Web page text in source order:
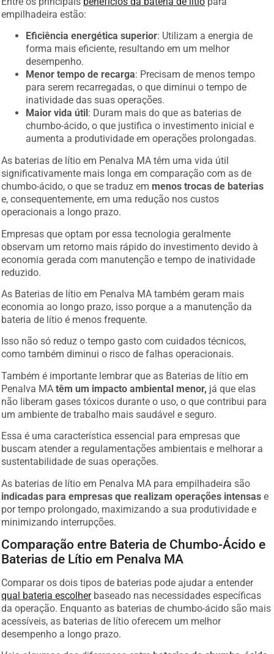
empilhadeira estão:
Eficiência energética superior: Utilizam a energia de
forma mais eficiente, resultando em um melhor
desempenho.
Menor tempo de recarga: Precisam de menos tempo
para serem recarregadas, o que diminui o tempo de
inatividade das suas operações.
Maior vida útil : Duram mais do que as baterias de
chumbo-ácido, o que justifica o investimento inicial e
aumenta a produtividade em operações prolongadas.
As baterias de lítio em Penalva MA têm uma vida útil
significativamente mais longa em comparação com as de
chumbo-ácido, o que se traduz em menos trocas de baterias
e, consequentemente, em uma redução nos custos
operacionais a longo prazo.
Empresas que optam por essa tecnologia geralmente
observam um retorno mais rápido do investimento devido à
economia gerada com manutenção e tempo de inatividade
reduzido.
As Baterias de lítio em Penalva MA também geram mais
economia ao longo prazo, isso porque a a manutenção da
bateria de lítio é menos frequente.
Isso não só reduz o tempo gasto com cuidados técnicos,
como também diminui o risco de falhas operacionais.
Também é importante lembrar que as Baterias de lítio em
Penalva MAtêm um impacto ambiental menor, já que elas
não liberam gases tóxicos durante o uso, o que contribui para
um ambiente de trabalho mais saudável e seguro.
Essa é uma característica essencial para empresas que
buscam atender a regulamentações ambientais e melhorar a
sustentabilidade de suas operações.
As baterias de lítio em Penalva MA para empilhadeira são
indicadas para empresas que realizam operações intensas e
por tempo prolongado, maximizando a sua produtividade e
minimizando interrupções.
Comparação entre Bateria de Chumbo-Ácido e
Baterias de Lítio em Penalva MA
Comparar os dois tipos de baterias pode ajudar a entender
qual bateria escolherbaseado nas necessidades específicas
da operação. Enquanto as baterias de chumbo-ácido são mais
acessíveis, as baterias de lítio oferecem um melhor
desempenho a longo prazo.